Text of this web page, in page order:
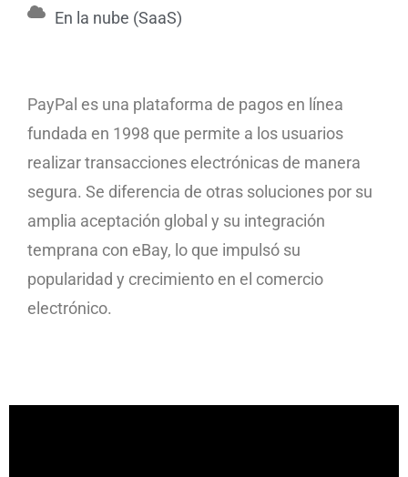
En la nube (SaaS)
PayPal es una plataforma de pagos en línea
fundada en 1998 que permite a los usuarios
realizar transacciones electrónicas de manera
segura. Se diferencia de otras soluciones por su
amplia aceptación global y su integración
temprana con eBay, lo que impulsó su
popularidad y crecimiento en el comercio
electrónico.